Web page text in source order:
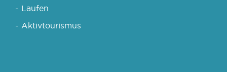
- Laufen
- Aktivtourismus